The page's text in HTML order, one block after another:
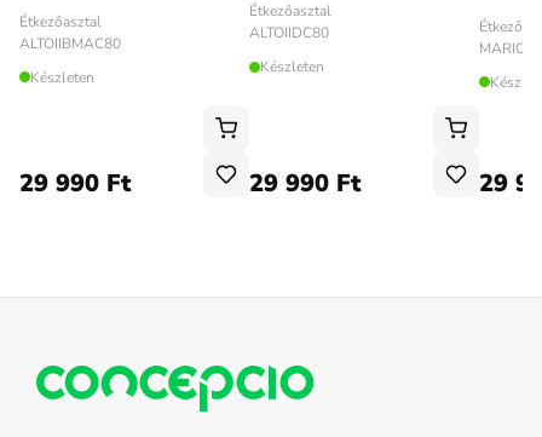
Étkezőasztal
ALTOIIBMAC80
Készleten
29 990 Ft
Étkezőasztal
ALTOIIDC80
Készleten
29 990 Ft 29